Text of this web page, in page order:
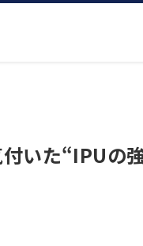
いた“IPUの